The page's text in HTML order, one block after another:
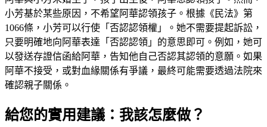
小芳基於某些原因，不希望阿華認領孩子。根據《民法》第
1066條，小芳可以行使「否認認領權」。她不需要提起訴訟，
只要明確地向阿華表達「否認認領」的意思即可。例如，她可
以發送存證信函給阿華，告知他自己否認其認領的意願。如果
阿華不接受，或對血緣關係有爭議，最終可能需要透過法院來
確認親子關係。
給您的實用建議：我該怎麼做？